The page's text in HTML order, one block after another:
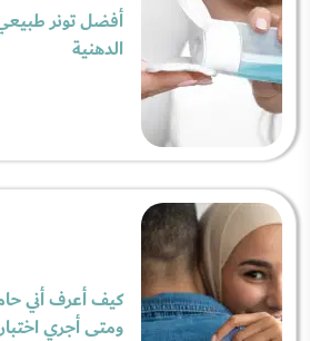
أفضل تونر
الدهنية
كيف أعرف أني
ومتى أجري